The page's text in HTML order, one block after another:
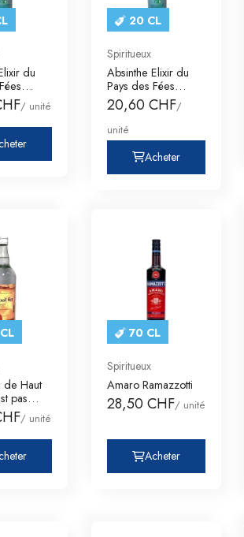
du
/ unité
20 CL
Spiritueux
Absinthe Elixir du
Pays des Fées
Francois Bezanço
20,60 CHF/
unité
Acheter
de Haut
pas
/ unité
70 CL
Spiritueux
Amaro Ramazzotti
28,50 CHF/ unité
Acheter